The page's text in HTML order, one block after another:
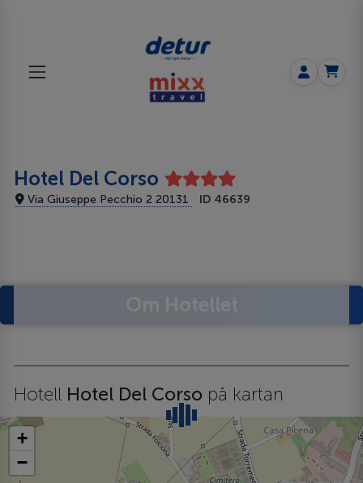
Hotel Del Corso
Via Giuseppe Pecchio 2 20131 ID 46639
Hotell Hotel Del Corso på kartan
+
−